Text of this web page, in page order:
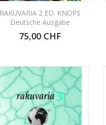
RAKUVARIA 2 ED. KNOPS
Deutsche Ausgabe
75,00 CHF